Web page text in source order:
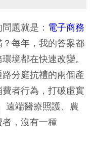
題就是： 電子商務
每年，我的答案都
境都在快速改變。
分庭抗禮的兩個產
者行為，打破虛實
遠端醫療照護、農
，沒有一種